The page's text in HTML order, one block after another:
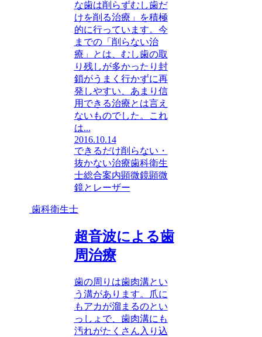
な歯は削らずむし歯だ
けを削る治療」を積極
的に行っています。今
までの「削らない治
療」とは、むし歯の取
り残しが多かったり封
鎖がうまく行かずに再
発しやすい、あまり信
用できる治療とは言え
ないものでした。これ
は...
2016.10.14
できるだけ削らない・
抜かない治療歯科衛生
士総合案内顕微鏡顕微
鏡とレーザー
歯科衛生士
超音波による歯
周治療
歯の周りは歯肉溝とい
う溝があります。爪に
もアカが溜まるのとい
っしょで、歯肉溝にも
汚れがたくさん入り込